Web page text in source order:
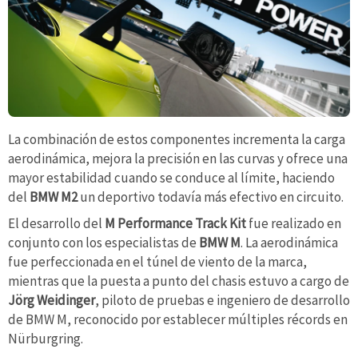
La combinación de estos componentes incrementa la carga
aerodinámica, mejora la precisión en las curvas y ofrece una
mayor estabilidad cuando se conduce al límite, haciendo
del BMW M2un deportivo todavía más efectivo en circuito.
El desarrollo del M Performance Track Kitfue realizado en
conjunto con los especialistas de BMW M. La aerodinámica
fue perfeccionada en el túnel de viento de la marca,
mientras que la puesta a punto del chasis estuvo a cargo de
Jörg Weidinger, piloto de pruebas e ingeniero de desarrollo
de BMW M, reconocido por establecer múltiples récords en
Nürburgring.